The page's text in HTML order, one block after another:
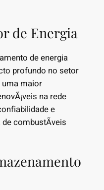
de Energia
de energia
profundo no setor
uma maior
na rede
e
de combustÃ­veis